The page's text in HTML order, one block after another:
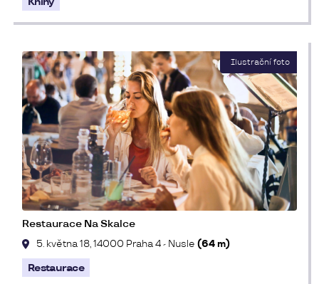
Restaurace Na Skalce
5. května 18, 14000 Praha 4 - Nusle (64 m)
Restaurace